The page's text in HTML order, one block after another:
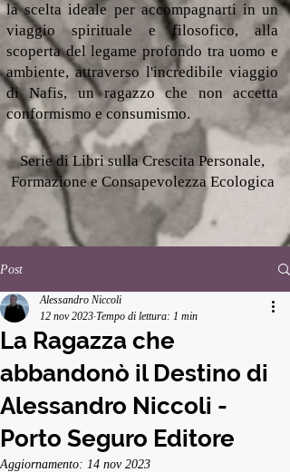
la scelta ideale per accompagnarti in un
viaggio spirituale e filosofico, alla
scoperta del legame profondo tra uomo e
ambiente, attraverso l'incredibile viaggio
di Nafis, un ragazzo che non accetta
conformismo e consumismo.
Serie di Libri sulla Crescita Personale,
Formazione e Consapevolezza Ecologica
Post
La Ragazza che
abbandonò il Destino di
Alessandro Niccoli -
Porto Seguro Editore
Alessandro Niccoli
12 nov 2023 Tempo di lettura: 1 min
Aggiornamento: 14 nov 2023